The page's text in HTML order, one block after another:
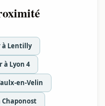
à Lentilly
à Lyon 4
en-Velin